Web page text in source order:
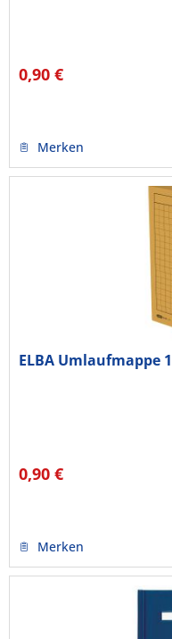
0,90 €
Merken
ELBA Umlaufmappe
0,90 €
Merken